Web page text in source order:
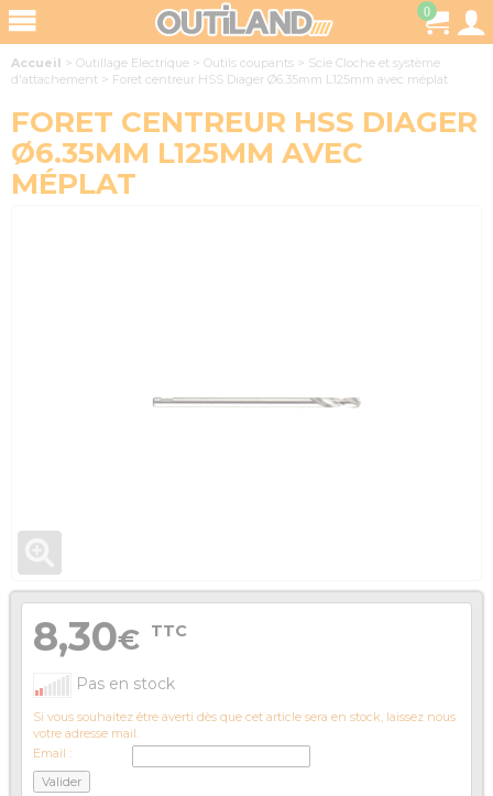
0
Accueil > Outillage Electrique > Outils coupants > Scie Cloche et système
d'attachement > Foret centreur HSS Diager Ø6.35mm L125mm avec méplat
FORET CENTREUR HSS DIAGER
Ø6.35MM L125MM AVEC
MÉPLAT
8,30€ TTC
Pas en stock
Si vous souhaitez être averti dès que cet article sera en stock, laissez nous
votre adresse mail.
Email :